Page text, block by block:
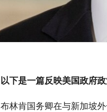
以下是一篇反映美国政府政
布林肯国务卿在与新加坡